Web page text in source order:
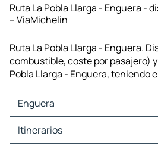
Ruta La Pobla Llarga - Enguera -
– ViaMichelin
Ruta La Pobla Llarga - Enguera.
combustible, coste por pasajero)
Pobla Llarga - Enguera, teniendo
Enguera
Enguera Mapas Planos
Enguera Trafico
Itinerarios